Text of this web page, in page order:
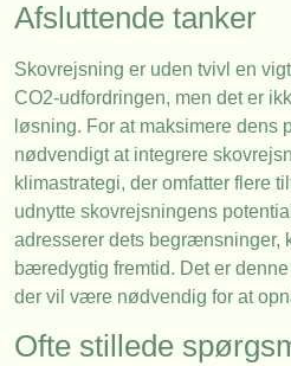
Afsluttende tanker
Skovrejsning er uden tvivl en
CO2-udfordringen, men det er
løsning. For at maksimere dens
nødvendigt at integrere
klimastrategi, der omfatter flere
udnytte skovrejsningens
adresserer dets begrænsninger,
bæredygtig fremtid. Det er
der vil være nødvendig for at
Ofte stillede